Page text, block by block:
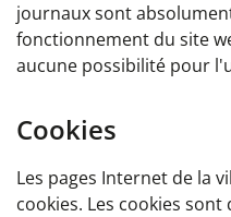
journaux sont
fonctionnement du site
aucune possibilité pour
Cookies
Les pages Internet de la
cookies. Les cookies